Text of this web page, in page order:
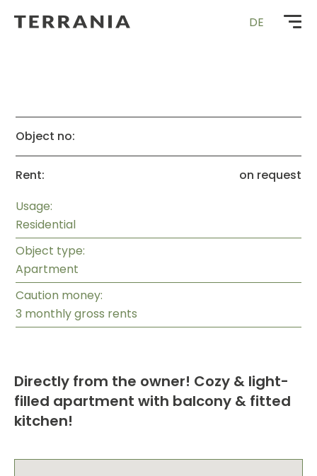
Zur
DE
Object no:
Rent:
on request
Usage:
Residential
Object type:
Apartment
Caution money:
3 monthly gross rents
Directly from the owner! Cozy & light-
filled apartment with balcony & fitted
kitchen!